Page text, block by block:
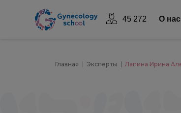
45 272 О нас
Главная Эксперты Лапина Ирина